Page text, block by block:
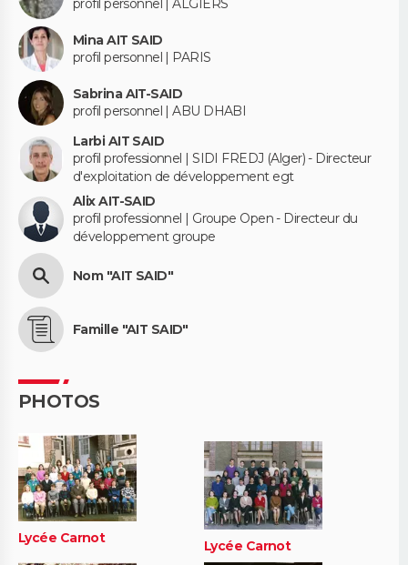
profil personnel | ALGIERS
Mina AIT SAID
profil personnel | PARIS
Sabrina AIT-SAID
profil personnel | ABU DHABI
Larbi AIT SAID
profil professionnel | SIDI FREDJ (Alger) - Directeur
d'exploitation de développement egt
Alix AIT-SAID
profil professionnel | Groupe Open - Directeur du
développement groupe
Nom "AIT SAID"
Famille "AIT SAID"
PHOTOS
Lycée Carnot Lycée Carnot